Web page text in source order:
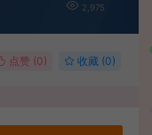
2,975
点赞 (0) 收藏 (0)